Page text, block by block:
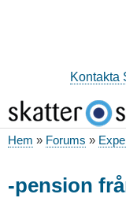
Kontakta
Hem Forums
-pension